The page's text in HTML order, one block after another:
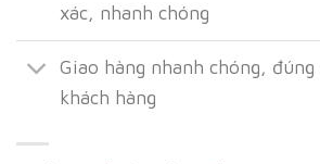
xác, nhanh chóng
Giao hàng nhanh chóng,
khách hàng